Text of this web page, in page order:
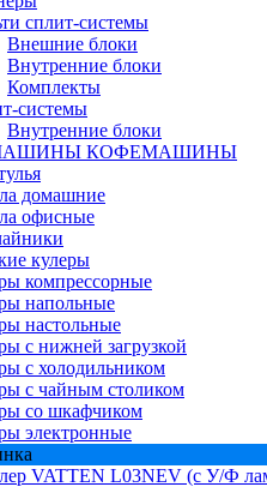
сплит-системы
Внешние блоки
Внутренние блоки
Комплекты
системы
Внутренние блоки
КОФЕМАШИНЫ
домашние
офисные
кулеры
компрессорные
напольные
настольные
с нижней загрузкой
с холодильником
с чайным столиком
со шкафчиком
электронные